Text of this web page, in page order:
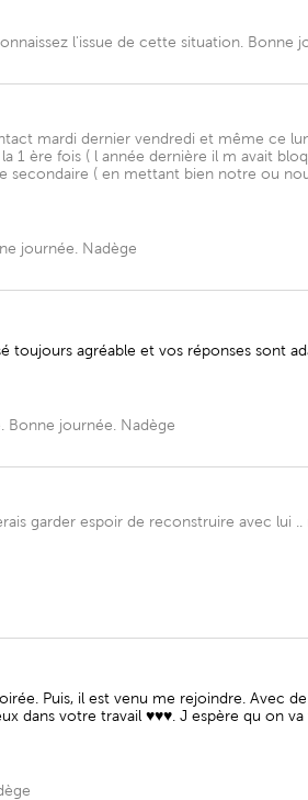
l'issue de cette situation. Bonne
mardi dernier vendredi et même ce
ère fois ( l année dernière il m avait
( en mettant bien notre ou
journée. Nadège
agréable et vos réponses sont
Bonne journée. Nadège
garder espoir de reconstruire avec lui ..
Puis, il est venu me rejoindre. Avec
dans votre travail ♥️♥️♥️. J espère qu on